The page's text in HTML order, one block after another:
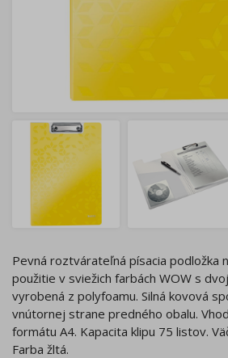
Pevná roztvárateľná písacia podložka
použitie v sviežich farbách WOW s
vyrobená z polyfoamu. Silná kovová
vnútornej strane predného obalu.
formátu A4. Kapacita klipu 75 listov.
Farba žltá.